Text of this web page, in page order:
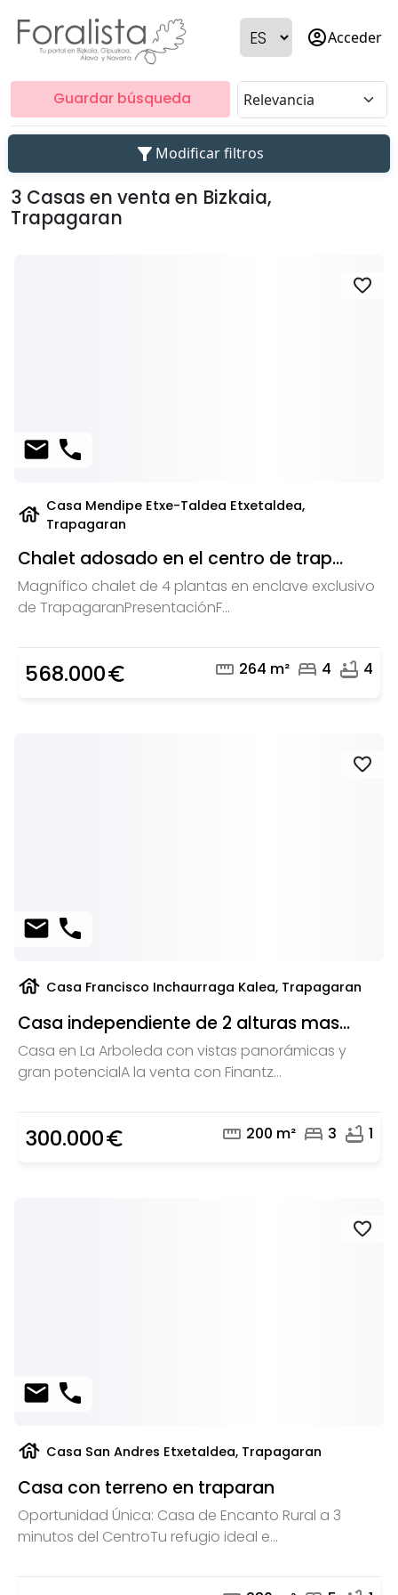
account_circleAcceder
Guardar búsqueda
filter_alt Modificar filtros
3 Casas en venta en Bizkaia,
Trapagaran
favorite
mail phone
house Casa Mendipe Etxe-Taldea Etxetaldea,
Trapagaran
Chalet adosado en el centro de trap...
Magnífico chalet de 4 plantas en enclave exclusivo
de TrapagaranPresentaciónF...
568.000euro_symbol straighten 264 m² bed 4 bathtub 4
favorite
mail phone
house Casa Francisco Inchaurraga Kalea, Trapagaran
Casa independiente de 2 alturas mas...
Casa en La Arboleda con vistas panorámicas y
gran potencialA la venta con Finantz...
300.000euro_symbol straighten 200 m² bed 3 bathtub 1
favorite
mail phone
house Casa San Andres Etxetaldea, Trapagaran
Casa con terreno en traparan
Oportunidad Única: Casa de Encanto Rural a 3
minutos del CentroTu refugio ideal e...